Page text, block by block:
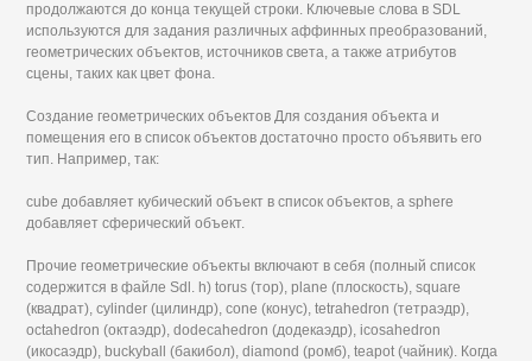
продолжаются до конца текущей строки. Ключевые слова в SDL
используются для задания различных аффинных преобразований,
геометрических объектов, источников света, а также атрибутов
сцены, таких как цвет фона.
Создание геометрических объектов Для создания объекта и
помещения его в список объектов достаточно просто объявить его
тип. Например, так:
cube добавляет кубический объект в список объектов, а sphere
добавляет сферический объект.
Прочие геометрические объекты включают в себя (полный список
содержится в файле Sdl. h) torus (тор), plane (плоскость), square
(квадрат), cylinder (цилиндр), cone (конус), tetrahedron (тетраэдр),
octahedron (октаэдр), dodecahedron (додекаэдр), icosahedron
(икосаэдр), buckyball (бакибол), diamond (ромб), teapot (чайник). Когда